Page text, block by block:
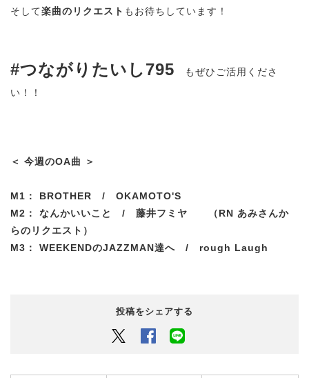
そして楽曲のリクエスト もお待ちしています！
#つながりたいし795 もぜひご活用くださ
い！！
＜ 今週のOA曲 ＞
M1： BROTHER / OKAMOTO'S
M2： なんかいいこと / 藤井フミヤ （RN あみさんか
らのリクエスト）
M3： WEEKENDのJAZZMAN達へ / rough Laugh
投稿をシェアする
Twitter Facebook